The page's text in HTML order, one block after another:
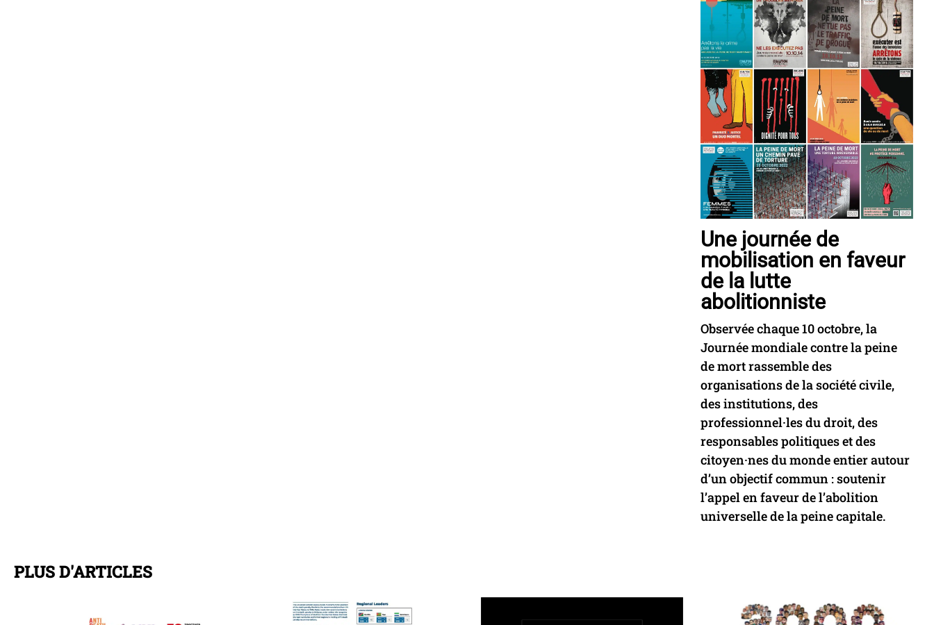
Une journée de
mobilisation en faveur
de la lutte
abolitionniste
Observée chaque 10 octobre, la
Journée mondiale contre la peine
de mort rassemble des
organisations de la société civile,
des institutions, des
professionnel·les du droit, des
responsables politiques et des
citoyen·nes du monde entier autour
d’un objectif commun : soutenir
l’appel en faveur de l’abolition
universelle de la peine capitale.
PLUS D'ARTICLES